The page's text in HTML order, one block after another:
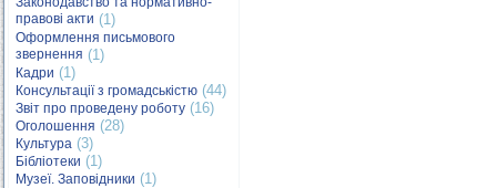
правові акти (1)
Оформлення письмового
звернення (1)
Кадри (1)
Консультації з громадськістю (44)
Звіт про проведену роботу (16)
Оголошення (28)
Культура (3)
Бібліотеки (1)
Музеї. Заповідники (1)